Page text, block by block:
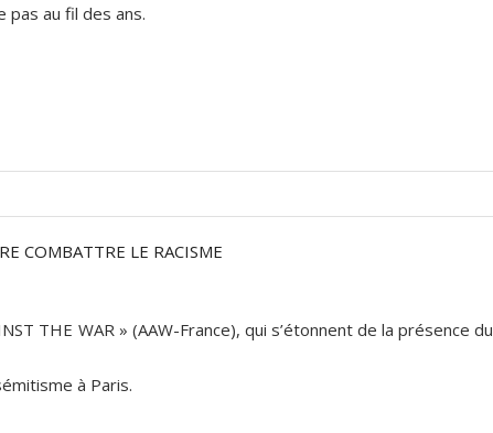
pas au fil des ans.
COMBATTRE LE RACISME
THE WAR » (AAW-France), qui s’étonnent de la présence du
à Paris.